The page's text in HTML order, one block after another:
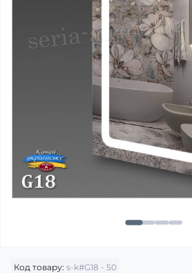
Код товару: s-k#G18 - 50